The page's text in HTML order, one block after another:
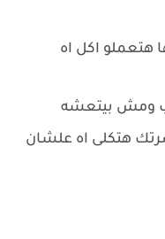
هتعملو اكل اه
ومش بيتعشه
هتكلى اه علشان